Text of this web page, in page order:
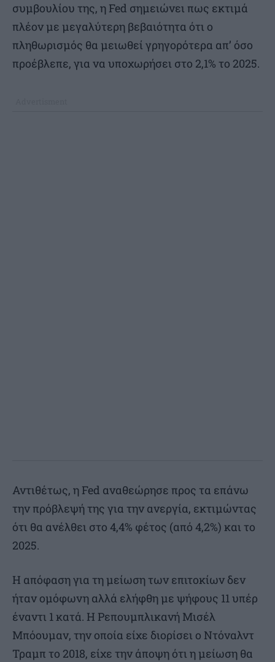
συμβουλίου της, η Fed σημειώνει πως εκτιμά
πλέον με μεγαλύτερη βεβαιότητα ότι ο
πληθωρισμός θα μειωθεί γρηγορότερα απ’ όσο
προέβλεπε, για να υποχωρήσει στο 2,1% το 2025.
Αντιθέτως, η Fed αναθεώρησε προς τα επάνω
την πρόβλεψή της για την ανεργία, εκτιμώντας
ότι θα ανέλθει στο 4,4% φέτος (από 4,2%) και το
2025.
Η απόφαση για τη μείωση των επιτοκίων δεν
ήταν ομόφωνη αλλά ελήφθη με ψήφους 11 υπέρ
έναντι 1 κατά. Η Ρεπουμπλικανή Μισέλ
Μπόουμαν, την οποία είχε διορίσει ο Ντόναλντ
Τραμπ το 2018, είχε την άποψη ότι η μείωση θα